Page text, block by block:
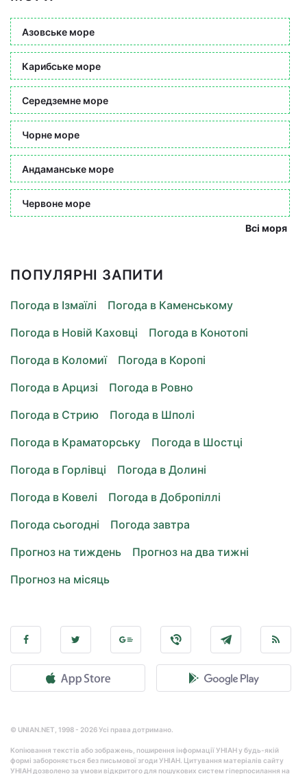
Азовське море
Карибське море
Середземне море
Чорне море
Андаманське море
Червоне море
Всі моря
ПОПУЛЯРНІ ЗАПИТИ
Погода в Ізмаїлі
Погода в Каменському
Погода в Новій Каховці
Погода в Конотопі
Погода в Коломиї
Погода в Коропі
Погода в Арцизі
Погода в Ровно
Погода в Стрию
Погода в Шполі
Погода в Краматорську
Погода в Шостці
Погода в Горлівці
Погода в Долині
Погода в Ковелі
Погода в Добропіллі
Погода сьогодні
Погода завтра
Прогноз на тиждень
Прогноз на два тижні
Прогноз на місяць
© UNIAN.NET, 1998 - 2026 Усі права дотримано.
Копіювання текстів або зображень, поширення інформації УНІАН у будь-якій
формі забороняється без письмової згоди УНІАН. Цитування матеріалів сайту
УНІАН дозволено за умови відкритого для пошукових систем гіперпосилання на